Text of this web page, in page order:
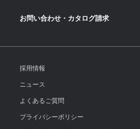
お問い合わせ・カタログ請求
採用情報
ニュース
よくあるご質問
プライバシーポリシー